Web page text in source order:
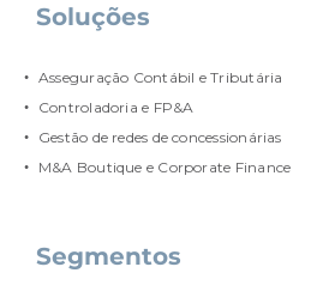
Soluções
Asseguração Contábil e Tributária
Controladoria e FP&A
Gestão de redes de concessionárias
M&A Boutique e Corporate Finance
Segmentos